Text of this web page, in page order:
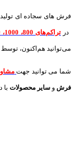
فرش های سجاده ای
در تراکم‌های 800، 1000، 1200 . 2550
می‌توانید هم‌اکنون، توسط
شما می توانید جهت
فرش و سایر محصولات با